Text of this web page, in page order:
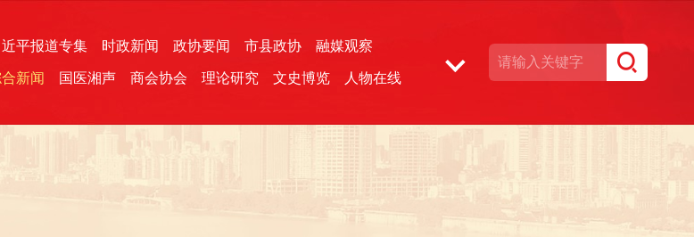
近平报道专集 时政新闻 政协要闻 市县政协 融媒观察
新闻 国医湘声 商会协会 理论研究 文史博览 人物在线